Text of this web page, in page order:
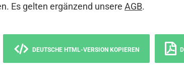
Es gelten ergänzend unsere AGB.
DEUTSCHE HTML-VERSION KOPIEREN